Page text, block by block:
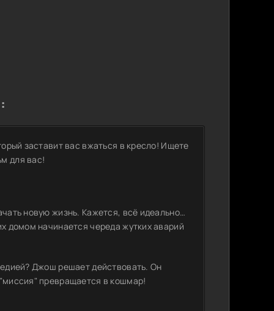
заставит вас вжаться в кресло! Ищете
для вас!
новую жизнь. Кажется, всё идеально…
домом начинается череда жутких аварий
Джош решает действовать. Он
превращается в кошмар!